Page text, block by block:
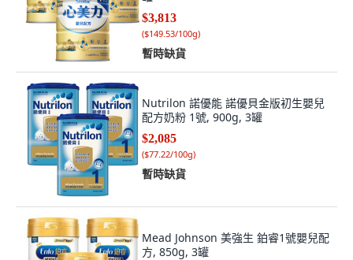
$3,813
($149.53/100g)
暫時缺貨
Nutrilon 諾優能 諾優貝金版初生嬰兒
配方奶粉 1號, 900g, 3罐
$2,085
($77.22/100g)
暫時缺貨
Mead Johnson 美強生 鉑睿1號嬰兒配
方, 850g, 3罐